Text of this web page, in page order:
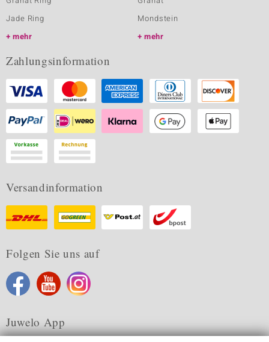
Jade Ring
mehr
Mondstein
mehr
Zahlungsinformation
Versandinformation
Folgen Sie uns auf
Juwelo App